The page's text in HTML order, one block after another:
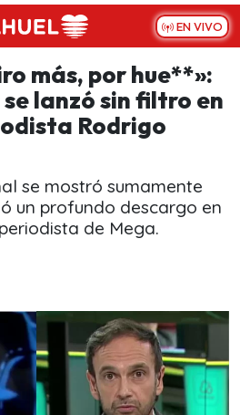
EN VIVO
más, por hue**»:
lanzó sin filtro en
Rodrigo
se mostró sumamente
un profundo descargo en
de Mega.